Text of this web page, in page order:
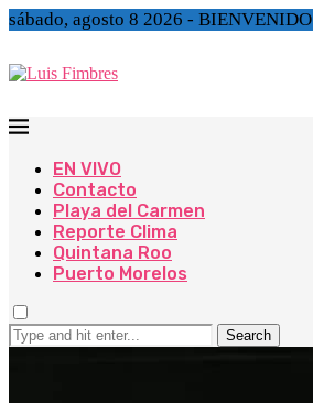
sábado, agosto 8 2026 - BIENVENIDO
EN VIVO
Contacto
Playa del Carmen
Reporte Clima
Quintana Roo
Puerto Morelos
Search